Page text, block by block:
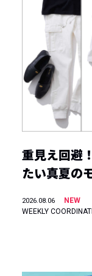
重見え回避
たい真夏の
2026.08.06
NEW
WEEKLY